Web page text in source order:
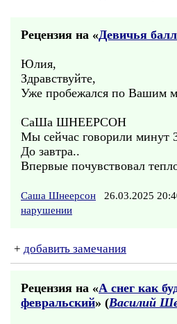
Рецензия на «Девичья
Юлия,
Здравствуйте,
Уже пробежался по Вашим
СаШа ШНЕЕРСОН
Мы сейчас говорили минут
До завтра..
Впервые почувствовал
Саша Шнеерсон 26.03.2025
нарушении
+ добавить замечания
Рецензия на «А снег как
февральский» (Василий